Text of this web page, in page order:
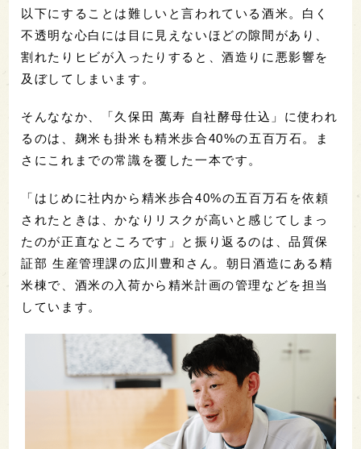
以下にすることは難しいと言われている酒米。白く
不透明な心白には目に見えないほどの隙間があり、
割れたりヒビが入ったりすると、酒造りに悪影響を
及ぼしてしまいます。
そんななか、「久保田 萬寿 自社酵母仕込」に使われ
るのは、麹米も掛米も精米歩合40%の五百万石。ま
さにこれまでの常識を覆した一本です。
「はじめに社内から精米歩合40%の五百万石を依頼
されたときは、かなりリスクが高いと感じてしまっ
たのが正直なところです」と振り返るのは、品質保
証部 生産管理課の広川豊和さん。朝日酒造にある精
米棟で、酒米の入荷から精米計画の管理などを担当
しています。